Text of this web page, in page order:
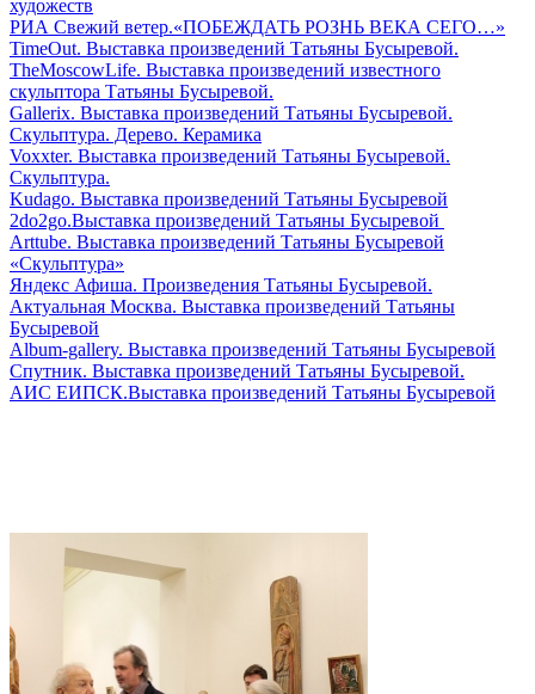
художеств
РИА Свежий ветер.«ПОБЕЖДАТЬ РОЗНЬ ВЕКА СЕГО…»
TimeOut. Выставка произведений Татьяны Бусыревой.
TheMoscowLife. Выставка произведений известного
скульптора Татьяны Бусыревой.
Gallerix. Выставка произведений Татьяны Бусыревой.
Скульптура. Дерево. Керамика
Voxxter. Выставка произведений Татьяны Бусыревой.
Скульптура.
Kudago. Выставка произведений Татьяны Бусыревой
2do2go.Выставка произведений Татьяны Бусыревой
Аrttube. Выставка произведений Татьяны Бусыревой
«Скульптура»
Яндекс Афиша. Произведения Татьяны Бусыревой.
Актуальная Москва. Выставка произведений Татьяны
Бусыревой
Аlbum-gallery. Выставка произведений Татьяны Бусыревой
Спутник. Выставка произведений Татьяны Бусыревой.
АИС ЕИПСК.Выставка произведений Татьяны Бусыревой